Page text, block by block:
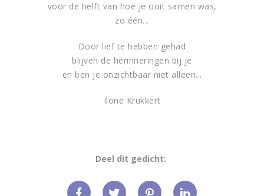
voor de helft van hoe je ooit samen was,
zo één...
Door lief te hebben gehad
blijven de herinneringen bij je
en ben je onzichtbaar niet alleen...
Ilone Krukkert
Deel dit gedicht: